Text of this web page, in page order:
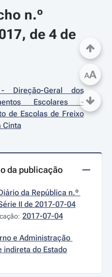
n.º
de 4 de
- Direção-Geral dos
Escolares -
de Escolas de Freixo
Cinta
da publicação
da República n.º
II de 2017-07-04
2017-07-04
e Administração
indireta do Estado
AA